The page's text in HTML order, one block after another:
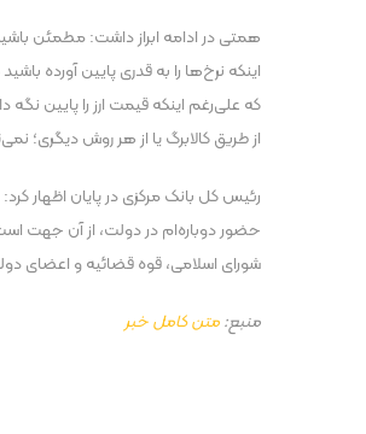
همتی در ادامه ابراز داشت:مطمئن
اینکه نرخ‌ها را به قدری پایین آورده
که علی‌رغم اینکه قیمت ارز را پایین
از طریق کالابرگ یا از هر روش دیگری؛
رئیس کل بانک مرکزی در پایان اظهار
حضور دوباره‌ام در دولت، از آن جهت
شورای اسلامی، قوه قضائیه و اعضای
منبع:متن کامل خبر